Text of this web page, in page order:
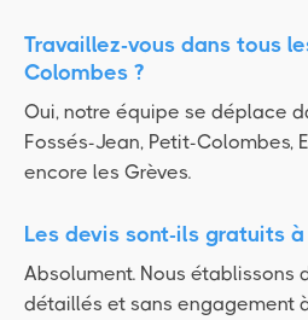
Travaillez-vous dans tous
Colombes ?
Oui, notre équipe se déplace
Fossés-Jean, Petit-Colombes,
encore les Grèves.
Les devis sont-ils gratuits
Absolument. Nous établissons
détaillés et sans engagement